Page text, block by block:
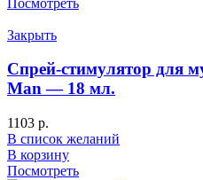
Закрыть
Спрей-стимулятор для
Man — 18 мл.
1103 р.
В список желаний
В корзину
Посмотреть